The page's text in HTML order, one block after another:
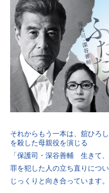
それからもう一本は、舘ひろ
を殺した母親役を演じる
「保護司・深谷善輔 生きて
罪を犯した人の立ち直りにつ
じっくりと向き合っています。